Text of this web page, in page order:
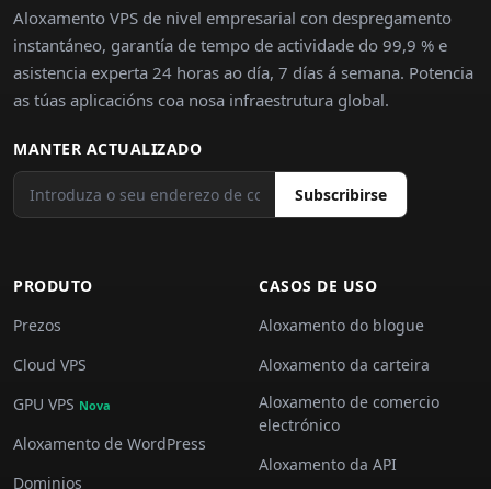
Aloxamento VPS de nivel empresarial con despregamento
instantáneo, garantía de tempo de actividade do 99,9 % e
asistencia experta 24 horas ao día, 7 días á semana. Potencia
as túas aplicacións coa nosa infraestrutura global.
MANTER ACTUALIZADO
Subscribirse
PRODUTO
Prezos
Cloud VPS
GPU VPS Nova
Aloxamento de WordPress
Dominios
CASOS DE USO
Aloxamento do blogue
Aloxamento da carteira
Aloxamento de comercio
electrónico
Aloxamento da API